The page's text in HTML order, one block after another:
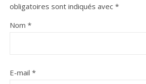
obligatoires sont indiqués avec *
Nom *
E-mail *